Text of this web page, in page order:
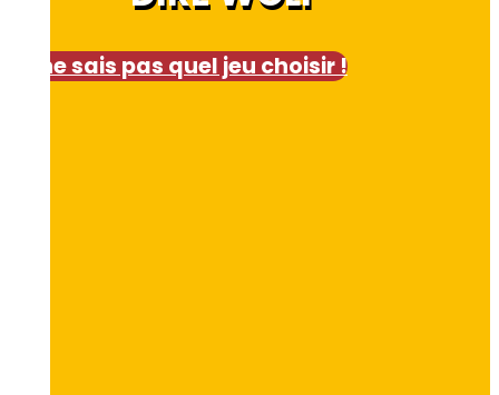
Je ne sais pas quel jeu choisir !